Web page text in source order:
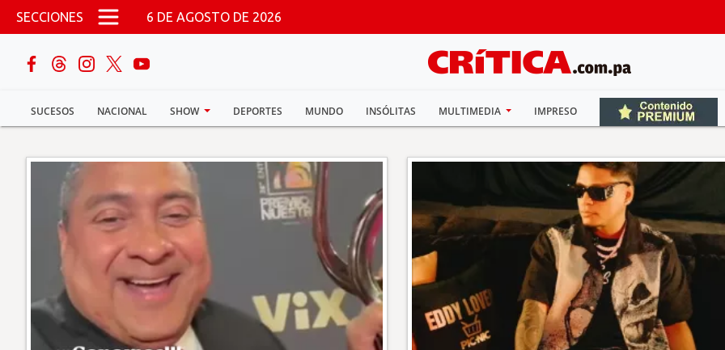
Pasar al contenido principal
SECCIONES 6 DE AGOSTO DE 2026
SUCESOS NACIONAL SHOW DEPORTES MUNDO INSÓLITAS MULTIMEDIA IMPRESO
buscar
Sucesos
Nacional
Deportes